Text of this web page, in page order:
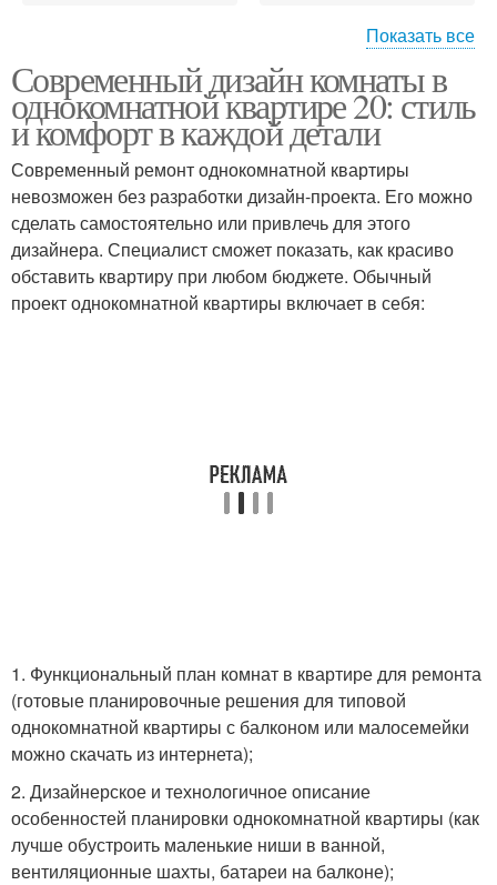
современного
интерьера
Гамма для интерьера
Гамма для небольшой
квартиры
Цветовые решения
Советы по цветовому
Показать все
Современный дизайн комнаты в
однокомнатной квартире 20: стиль
и комфорт в каждой детали
Современный ремонт однокомнатной квартиры
невозможен без разработки дизайн-проекта. Его можно
сделать самостоятельно или привлечь для этого
дизайнера. Специалист сможет показать, как красиво
обставить квартиру при любом бюджете. Обычный
проект однокомнатной квартиры включает в себя:
1. Функциональный план комнат в квартире для ремонта
(готовые планировочные решения для типовой
однокомнатной квартиры с балконом или малосемейки
можно скачать из интернета);
2. Дизайнерское и технологичное описание
особенностей планировки однокомнатной квартиры (как
лучше обустроить маленькие ниши в ванной,
вентиляционные шахты, батареи на балконе);